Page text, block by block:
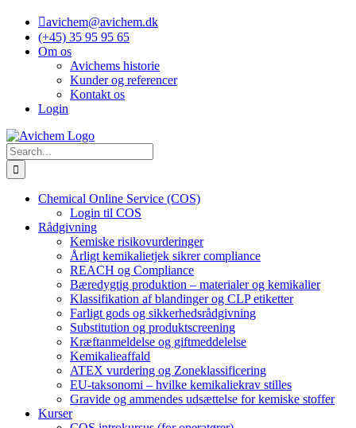
Skip
content
avichem@avichem.dk
(+45) 35 95 95 65
Om os
Avichems historie
Kunder og referencer
Kontakt os
Login
Search
for:
Chemical Online Service (COS)
Login til COS
Rådgivning
Kemiske risikovurderinger
Årligt kemikalietjek sikrer compliance
REACH og Compliance
Bæredygtig produktion – materialer og kemikalier
Klassifikation af blandinger og CLP etiketter
Farligt gods og sikkerhedsrådgivning
Substitution og produktscreening
Kræftanmeldelse og giftmeddelelse
Kemikalieaffald
ATEX vurdering og Zoneklassificering
EU-taksonomi – hvilke kemikaliekrav stilles
Gravide og ammendes udsættelse for kemiske stoffer
Kurser